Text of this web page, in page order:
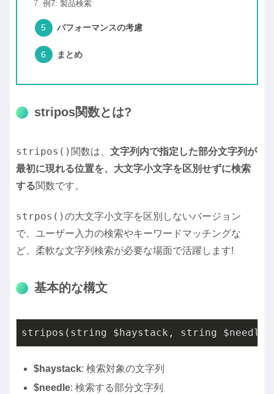
例7: 製品検索
パフォーマンスの考慮
まとめ
stripos関数とは?
stripos() 関数は、 文字列内で指定した部分文字列が
最初に現れる位置を、大文字小文字を区別せずに検索
する関数です。
strpos()の大文字小文字を区別しないバージョン
で、ユーザー入力の検索やキーワードマッチングな
ど、柔軟な文字列検索が必要な場面で活躍します!
基本的な構文
stripos(string $haystack, string
$haystack: 検索対象の文字列
$needle: 検索する部分文字列